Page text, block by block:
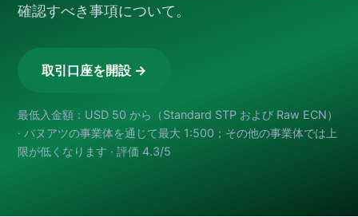
確認すべき事項について。
取引口座を開設 →
最低入金額：USD 50 から（Standard STP および Raw ECN）
· バヌアツの事業体を通じて最大 1:500；その他の事業体では上
限が低くなります · 評価 4.3/5